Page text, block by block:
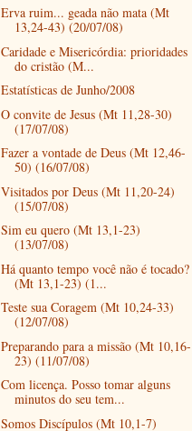
Erva ruim... geada não mata (Mt
13,24-43) (20/07/08)
Caridade e Misericórdia: prioridades
do cristão (M...
Estatísticas de Junho/2008
O convite de Jesus (Mt 11,28-30)
(17/07/08)
Fazer a vontade de Deus (Mt 12,46-
50) (16/07/08)
Visitados por Deus (Mt 11,20-24)
(15/07/08)
Sim eu quero (Mt 13,1-23)
(13/07/08)
Há quanto tempo você não é tocado?
(Mt 13,1-23) (1...
Teste sua Coragem (Mt 10,24-33)
(12/07/08)
Preparando para a missão (Mt 10,16-
23) (11/07/08)
Com licença. Posso tomar alguns
minutos do seu tem...
Somos Discípulos (Mt 10,1-7)